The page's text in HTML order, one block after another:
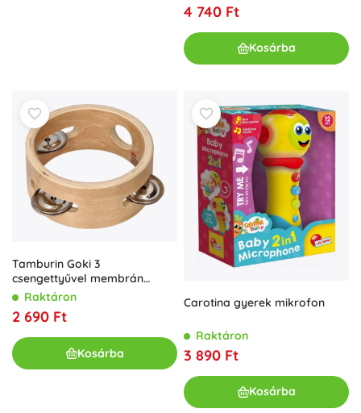
4 740 Ft
Kosárba
Tamburin Goki 3
csengettyűvel membrán
nélkül
Raktáron
2 690 Ft
Kosárba
Carotina gyerek mikrofon
Raktáron
3 890 Ft
Kosárba